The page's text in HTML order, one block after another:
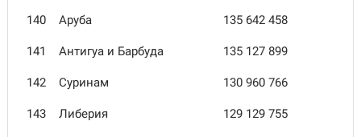
140 Аруба 135 642 458
141 Антигуа и Барбуда 135 127 899
142 Суринам 130 960 766
143 Либерия 129 129 755